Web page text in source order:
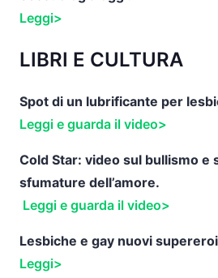
Leggi>
LIBRI E CULTURA
Spot di un lubrificante per
Leggi e guarda il video>
Cold Star: video sul bullismo e
sfumature dell’amore.
Leggi e guarda il video>
Lesbiche e gay nuovi
Leggi>